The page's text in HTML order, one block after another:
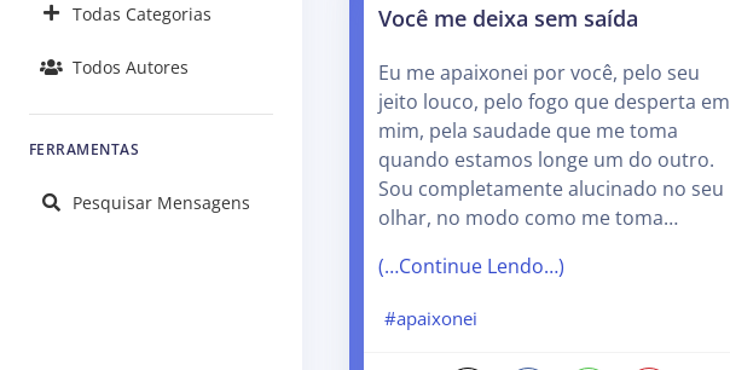
Todas Categorias
Todos Autores
FERRAMENTAS
Pesquisar Mensagens
Você me deixa sem saída
Eu me apaixonei por você, pelo seu
jeito louco, pelo fogo que desperta em
mim, pela saudade que me toma
quando estamos longe um do outro.
Sou completamente alucinado no seu
olhar, no modo como me toma…
(…Continue Lendo…)
#apaixonei